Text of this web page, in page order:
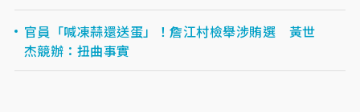
官員「喊凍蒜還送蛋」！詹江村檢舉涉賄選 黃世
杰競辦：扭曲事實